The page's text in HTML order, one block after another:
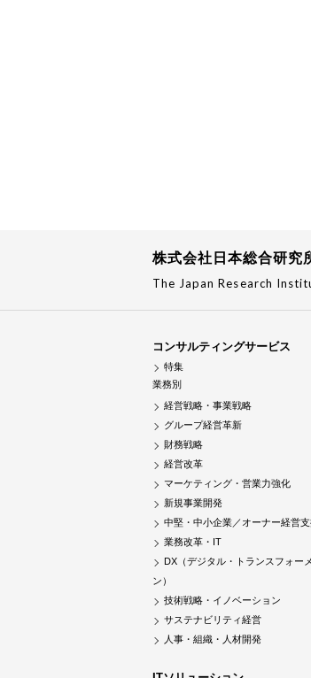
株式会社日本総合研究
The Japan Research
コンサルティングサービス
特集
業務別
経営戦略・事業戦略
グループ経営革新
財務戦略
経営改革
マーケティング・営業力強化
新規事業開発
中堅・中小企業／オーナー経営支
業務改革・IT
DX（デジタル・トランスフォー
ン）
技術戦略・イノベーション
サステナビリティ経営
人事・組織・人材開発